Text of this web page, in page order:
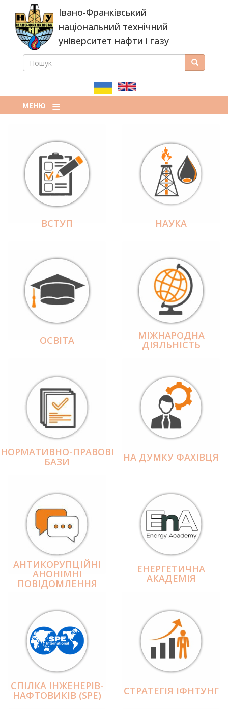
основного
вмісту
Івано-Франківський
національний технічний
університет нафти і газу
ПОШУКОВА
ПОШУК Пошук
МЕНЮ
ВСТУП НАУКА
ОСВІТА МІЖНАРОДНА
ДІЯЛЬНІCТЬ
НОРМАТИВНО-ПРАВОВІ
БАЗИ НА ДУМКУ ФАХІВЦЯ
АНТИКОРУПЦІЙНІ
АНОНІМНІ
ПОВІДОМЛЕННЯ
ЕНЕРГЕТИЧНА
АКАДЕМІЯ
СПІЛКА ІНЖЕНЕРІВ-
НАФТОВИКІВ (SPE) СТРАТЕГІЯ ІФНТУНГ